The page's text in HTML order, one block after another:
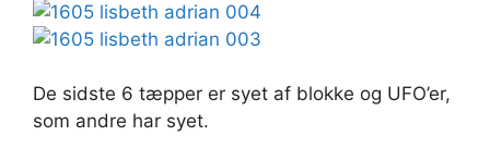
De sidste 6 tæpper er syet af blokke og UFO’er,
som andre har syet.